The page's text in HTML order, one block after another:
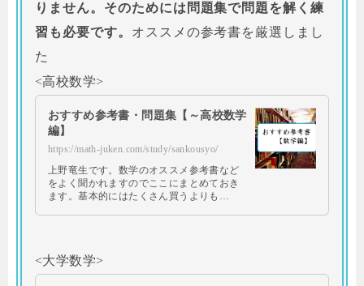
りません。そのためには問題集で問題を解く練
習も必要です。 オススメの参考書を厳選しまし
た
<高校数学>
おすすめ参考書・問題集【～高校数学
編】
https://math-juken.com/study/sankousyo/
上野竜生です。数学のオススメ参考書など
をよく聞かれますのでここにまとめておき
ます。基本的にはたくさん買うよりも…
<大学数学>